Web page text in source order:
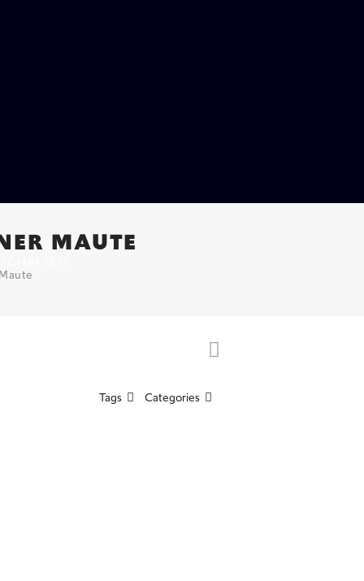
MAUTE
Categories
Tags